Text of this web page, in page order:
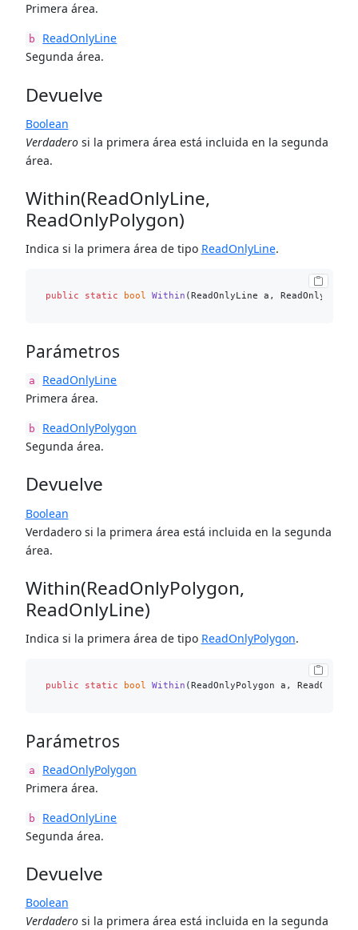
Primera área.
b
ReadOnlyLine
Segunda área.
Devuelve
Boolean
Verdaderosi la primera área está incluida en la segunda
área.
Within(ReadOnlyLine,
ReadOnlyPolygon)
Indica si la primera área de tipo ReadOnlyLine.
public static bool Within ( ReadOnlyLine a,
Parámetros
a
ReadOnlyLine
Primera área.
b
ReadOnlyPolygon
Segunda área.
Devuelve
Boolean
Verdadero si la primera área está incluida en la segunda
área.
Within(ReadOnlyPolygon,
ReadOnlyLine)
Indica si la primera área de tipo ReadOnlyPolygon.
public static bool Within ( ReadOnlyPolygon a,
Parámetros
a
ReadOnlyPolygon
Primera área.
b
ReadOnlyLine
Segunda área.
Devuelve
Boolean
Verdaderosi la primera área está incluida en la segunda